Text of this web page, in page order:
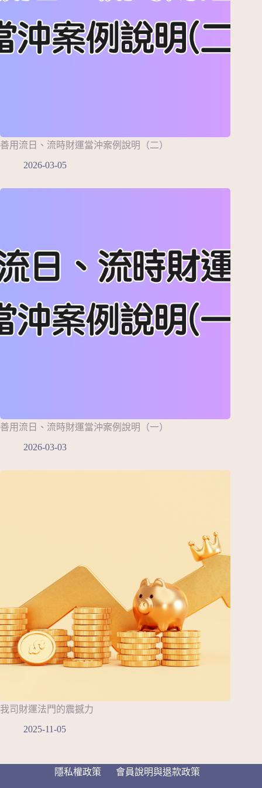
善用流日、流時財運當沖案例說明（二）
2026-03-05
善用流日、流時財運當沖案例說明（一）
2026-03-03
我司財運法門的震撼力
2025-11-05
隱私權政策 會員說明與退款政策